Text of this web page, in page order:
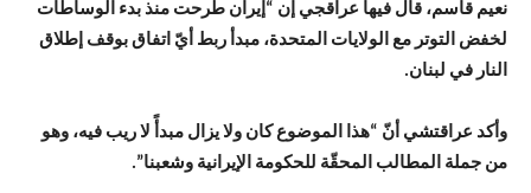
نعيم قاسم، قال فيها عراقجي إن “إيران طرحت منذ بدء الوساطات
لخفض التوتر مع الولايات المتحدة، مبدأ ربط أيّ اتفاق بوقف إطلاق
النار في لبنان.
وأكد عراقتشي أنّ “هذا الموضوع كان ولا يزال مبدأً لا ريب فيه، وهو
من جملة المطالب المحقّة للحكومة الإيرانية وشعبنا”.